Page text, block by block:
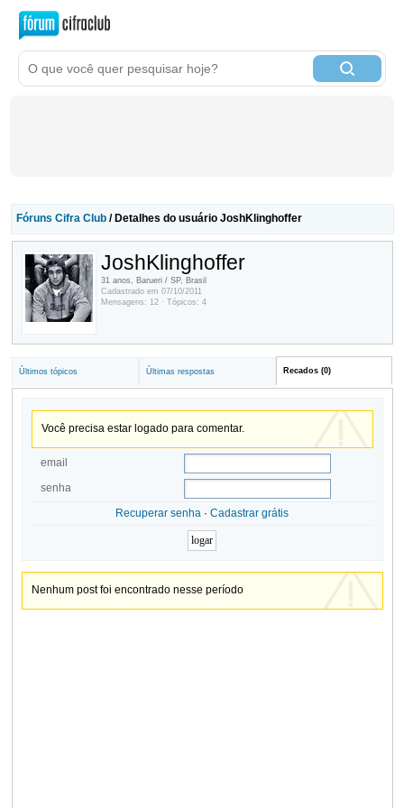
Fóruns Cifra Club/ Detalhes do usuário JoshKlinghoffer
JoshKlinghoffer
31 anos, Barueri / SP, Brasil
Cadastrado em 07/10/2011
Mensagens: 12 · Tópicos: 4
Últimos tópicos Últimas respostas Recados (0)
Você precisa estar logado para comentar.
email
senha
Recuperar senha · Cadastrar grátis
Nenhum post foi encontrado nesse período